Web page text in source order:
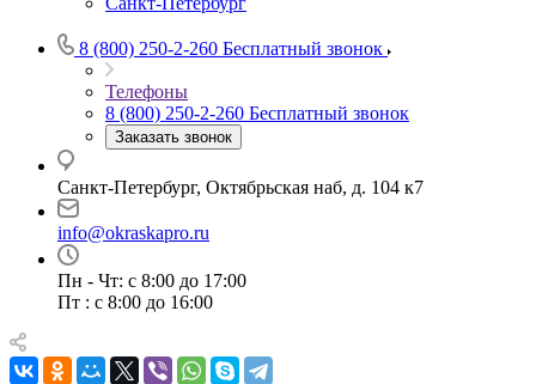
8 (800) 250-2-260 Бесплатный звонок
Телефоны
8 (800) 250-2-260 Бесплатный звонок
Заказать звонок
Санкт-Петербург, Октябрьская наб, д. 104 к7
info@okraskapro.ru
Пн - Чт: с 8:00 до 17:00
Пт : с 8:00 до 16:00